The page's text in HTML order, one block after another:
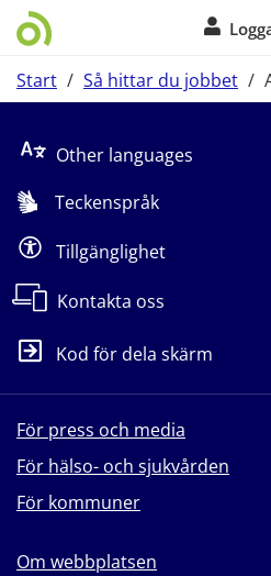
Start / Så hittar du jobbet /
Other languages
Teckenspråk
Tillgänglighet
Kontakta oss
Kod för dela skärm
För press och media
För hälso- och sjukvården
För kommuner
Om webbplatsen